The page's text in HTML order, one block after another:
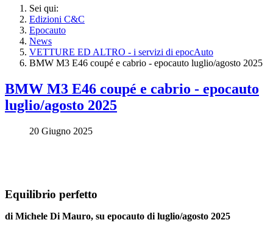
Sei qui:
Edizioni C&C
Epocauto
News
VETTURE ED ALTRO - i servizi di epocAuto
BMW M3 E46 coupé e cabrio - epocauto luglio/agosto 2025
BMW M3 E46 coupé e cabrio - epocauto
luglio/agosto 2025
20 Giugno 2025
Equilibrio perfetto
di Michele Di Mauro, su epocauto di luglio/agosto 2025